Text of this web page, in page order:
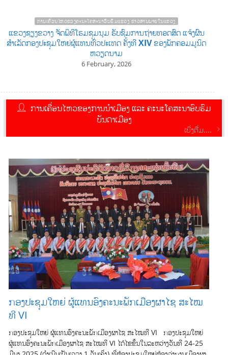
ການເຄື່ອນໄຫວຂອງຄະນະໂຄສະນາອົບຮົມແຂວງ ຂ່າວສານພາຍໃນແຂວງ
ແຂວງຊຽງຂວາງ ຈັດພິທີໂຮມຊຸມນຸມ ຮັບຊົມການຖ່າຍທອດສົດ ແຈ້ງຜົນ
ສໍາເລັດກອງປະຊຸມໃຫຍ່ຜູ້ແທນທົ່ວປະເທດ ຄັ້ງທີ XIV ຂອງພັກຄອມມູນິດ
ຫວຽດນາມ
6 February, 2026
ການເຄື່ອນໄຫວຂອງການນຳເມືອງ ແລະ ຄະນະໂຄສະນາອົບຮົມ
ບັນດາເມືອງ
ເບີ່ງຕື່ມ....
ກອງປະຊຸມໃຫຍ່ ຜູ້ແທນອົງຄະນະພັກເມືອງຜາໄຊ ສະໄໝ
ທີ VI
ກອງປະຊຸມໃຫຍ່ ຜູ້ແທນອົງຄະນະພັກເມືອງຜາໄຊ ສະໄໝທີ VI ກອງປະຊຸມໃຫຍ່
ຜູ້ແທນອົງຄະນະພັກເມືອງຜາໄຊ ສະໄໝທີ VI ໄດ້ໄຂຂຶ້ນໃນລະຫວ່າງວັນທີ 24-25